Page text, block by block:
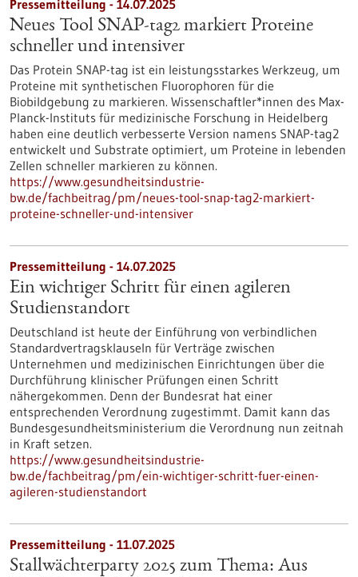
Pressemitteilung - 14.07.2025
Neues Tool SNAP-tag2 markiert Proteine
schneller und intensiver
Das Protein SNAP-tag ist ein leistungsstarkes Werkzeug, um
Proteine mit synthetischen Fluorophoren für die
Biobildgebung zu markieren. Wissenschaftler*innen des Max-
Planck-Instituts für medizinische Forschung in Heidelberg
haben eine deutlich verbesserte Version namens SNAP-tag2
entwickelt und Substrate optimiert, um Proteine in lebenden
Zellen schneller markieren zu können.
https://www.gesundheitsindustrie-
bw.de/fachbeitrag/pm/neues-tool-snap-tag2-markiert-
proteine-schneller-und-intensiver
Pressemitteilung - 14.07.2025
Ein wichtiger Schritt für einen agileren
Studienstandort
Deutschland ist heute der Einführung von verbindlichen
Standardvertragsklauseln für Verträge zwischen
Unternehmen und medizinischen Einrichtungen über die
Durchführung klinischer Prüfungen einen Schritt
nähergekommen. Denn der Bundesrat hat einer
entsprechenden Verordnung zugestimmt. Damit kann das
Bundesgesundheitsministerium die Verordnung nun zeitnah
in Kraft setzen.
https://www.gesundheitsindustrie-
bw.de/fachbeitrag/pm/ein-wichtiger-schritt-fuer-einen-
agileren-studienstandort
Pressemitteilung - 11.07.2025
Stallwächterparty 2025 zum Thema: Aus